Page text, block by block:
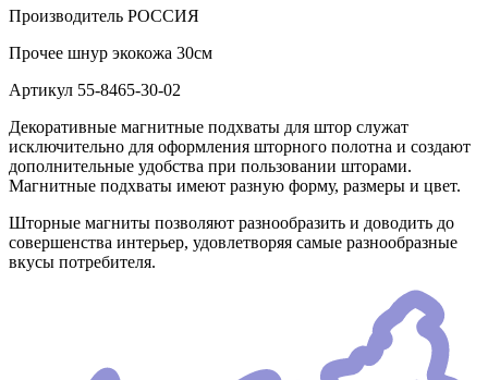
Производитель РОССИЯ
Прочее шнур экокожа 30см
Артикул 55-8465-30-02
Декоративные магнитные подхваты для штор служат
исключительно для оформления шторного полотна и создают
дополнительные удобства при пользовании шторами.
Магнитные подхваты имеют разную форму, размеры и цвет.
Шторные магниты позволяют разнообразить и доводить до
совершенства интерьер, удовлетворяя самые разнообразные
вкусы потребителя.